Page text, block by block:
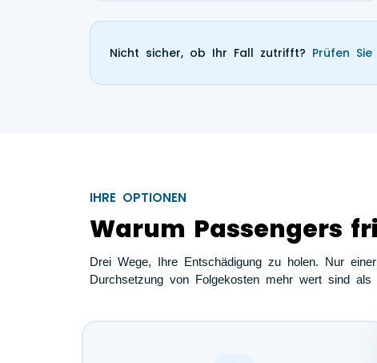
Nicht sicher, ob Ihr Fall zutrifft? Prüfen
IHRE OPTIONEN
Warum Passengers
Drei Wege, Ihre Entschädigung zu holen. Nur
Durchsetzung von Folgekosten mehr wert sind